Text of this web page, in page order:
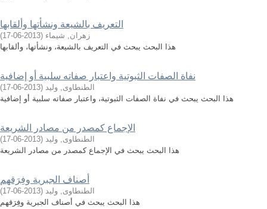
التعريف بالشيعة ونشأتها وألقابها
زهران, شيماء (
2013-06-17
)
هذا البحث يبحث في التعريف بالشيعة، ونشأتها، وألقابها
نفاة الصفات الثبوتية واعتبار صفاته سلبية أو إضافية
الطنطاوى, وليد (
2013-06-17
)
هذا البحث يبحث في نفاة الصفات الثبوتية، واعتبار صفاته سلبية أو إضافية
الإجماع كمصدر من مصادر الشريعة
الطنطاوى, وليد (
2013-06-17
)
هذا البحث يبحث في الإجماع كمصدر من مصادر الشريعة
أصناف الجبرية وفِرَقهم
الطنطاوى, وليد (
2013-06-17
)
هذا البحث يبحث في أصناف الجبرية وفِرَقهم